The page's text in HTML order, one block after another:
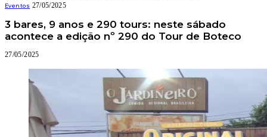
Eventos 27/05/2025
3 bares, 9 anos e 290 tours: neste sábado
acontece a edição nº 290 do Tour de Boteco
27/05/2025